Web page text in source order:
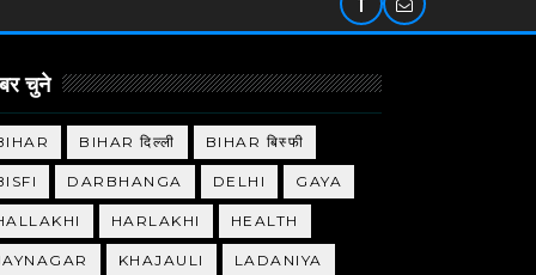
चुने
BIHAR दिल्ली BIHAR बिस्फी
DARBHANGA DELHI GAYA
HARLAKHI HEALTH
KHAJAULI LADANIYA